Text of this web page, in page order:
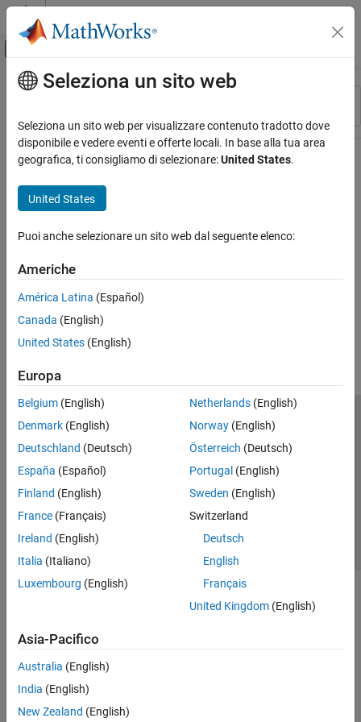
Vai al contenuto
Attiva/disattiva menu di navigazione
Risorsa
Stato
Contenuto principale
Seleziona un sito web
Seleziona un sito web per visualizzare contenuto tradotto dove
disponibile e vedere eventi e offerte locali. In base alla tua area
geografica, ti consigliamo di selezionare:United States.
United States
Puoi anche selezionare un sito web dal seguente elenco:
Americhe
América Latina (Español)
Canada (English)
United States (English)
Europa
Belgium (English)
Denmark (English)
Deutschland (Deutsch)
España (Español)
Finland (English)
France (Français)
Ireland (English)
Italia (Italiano)
Luxembourg (English)
Netherlands(English)
Norway(English)
Österreich (Deutsch)
Portugal (English)
Sweden (English)
Switzerland
Deutsch
English
Français
United Kingdom(English)
Asia-Pacifico
Australia (English)
India (English)
New Zealand (English)
Centro di fiducia
Informativa sulla privacy
Antipirateria
Stato dell'applicazione
Contatti
© 1994-2026 The MathWorks, Inc.